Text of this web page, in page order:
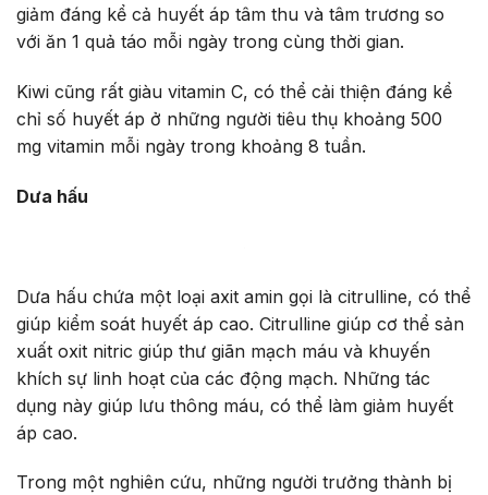
giảm đáng kể cả huyết áp tâm thu và tâm trương so
với ăn 1 quả táo mỗi ngày trong cùng thời gian.
Kiwi cũng rất giàu vitamin C, có thể cải thiện đáng kể
chỉ số huyết áp ở những người tiêu thụ khoảng 500
mg vitamin mỗi ngày trong khoảng 8 tuần.
Dưa hấu
Dưa hấu chứa một loại axit amin gọi là citrulline, có thể
giúp kiểm soát huyết áp cao. Citrulline giúp cơ thể sản
xuất oxit nitric giúp thư giãn mạch máu và khuyến
khích sự linh hoạt của các động mạch. Những tác
dụng này giúp lưu thông máu, có thể làm giảm huyết
áp cao.
Trong một nghiên cứu, những người trưởng thành bị